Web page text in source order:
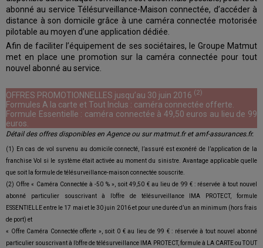
abonné au service Télésurveillance-Maison connectée, d’accéder à
distance à son domicile grâce à une caméra connectée motorisée
pilotable au moyen d’une application dédiée.
Afin de faciliter l’équipement de ses sociétaires, le Groupe Matmut
met en place une promotion sur la caméra connectée pour tout
nouvel abonné au service.
OFFRES PROMOTIONNELLES jusqu’au 30 juin 2016 (2)
Formules A la carte et Tout Inclus : caméra connectée offerte.
Formule Essentielle : caméra connectée à 49,50 euros au lieu de 99
euros.
Détail des offres disponibles en Agence ou sur matmut.fr et amf-assurances.fr.
(1) En cas de vol survenu au domicile connecté, l’assuré est exonéré de l’application de la
franchise Vol si le système était activée au moment du sinistre. Avantage applicable quelle
que soit la formule de télésurveillance-maison connectée souscrite.
(2) Offre « Caméra Connectée à -50 % », soit 49,50 € au lieu de 99 € : réservée à tout nouvel
abonné particulier souscrivant à l’offre de télésurveillance IMA PROTECT, formule
ESSENTIELLE entre le 17 mai et le 30 juin 2016 et pour une durée d’un an minimum (hors frais
de port) et
« Offre Caméra Connectée offerte », soit 0 € au lieu de 99 € : réservée à tout nouvel abonné
particulier souscrivant à l’offre de télésurveillance IMA PROTECT, formule à LA CARTE ou TOUT